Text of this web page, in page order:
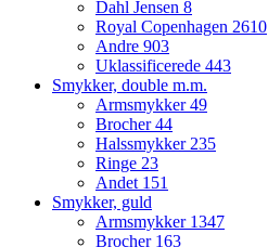
Dahl Jensen 8
Royal Copenhagen 2610
Andre 903
Uklassificerede 443
Smykker, double m.m.
Armsmykker49
Brocher44
Halssmykker 235
Ringe 23
Andet 151
Smykker, guld
Armsmykker 1347
Brocher 163